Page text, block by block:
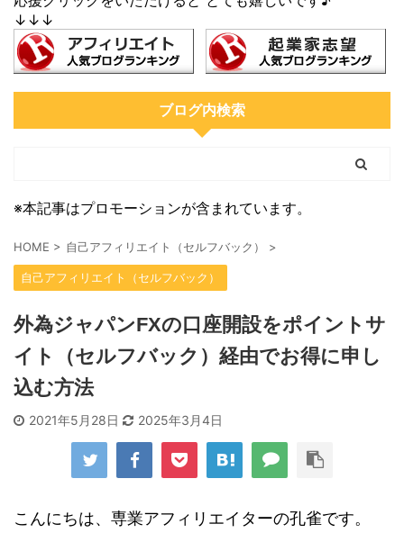
↓↓↓
ブログ内検索
※本記事はプロモーションが含まれています。
HOME > 自己アフィリエイト（セルフバック） >
自己アフィリエイト（セルフバック）
外為ジャパンFXの口座開設をポイントサ
イト（セルフバック）経由でお得に申し
込む方法
2021年5月28日 2025年3月4日
こんにちは、専業アフィリエイターの孔雀です。